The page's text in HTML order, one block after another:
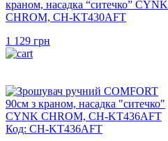
краном, насадка “ситечко” CYNK
CHROM, CH-KT430AFT
1 129 грн
Код: CH-KT436AFT